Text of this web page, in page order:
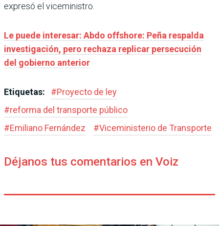
expresó el viceministro.
Le puede interesar: Abdo offshore: Peña respalda
investigación, pero rechaza replicar persecución
del gobierno anterior
Etiquetas: #Proyecto de ley
#reforma del transporte público
#Emiliano Fernández #Viceministerio de Transporte
Déjanos tus comentarios en Voiz